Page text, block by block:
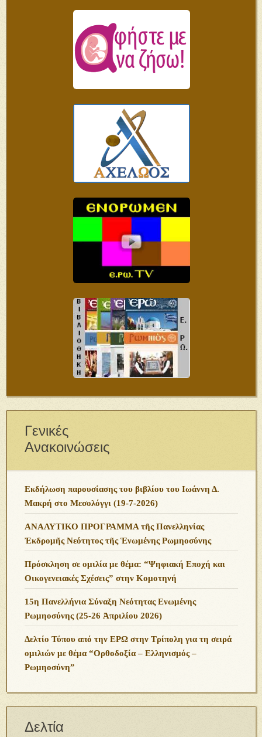
Γενικές
Ανακοινώσεις
Εκδήλωση παρουσίασης του βιβλίου του Ιωάννη Δ.
Μακρή στο Μεσολόγγι (19-7-2026)
ΑΝΑΛΥΤΙΚΟ ΠΡΟΓΡΑΜΜΑ τῆς Πανελληνίας
Ἐκδρομῆς Νεότητος τῆς Ἑνωμένης Ρωμηοσύνης
Πρόσκληση σε ομιλία με θέμα: “Ψηφιακή Εποχή και
Οικογενειακές Σχέσεις” στην Κομοτηνή
15η Πανελλήνια Σύναξη Νεότητας Ενωμένης
Ρωμηοσύνης (25-26 Ἀπριλίου 2026)
Δελτίο Τύπου από την ΕΡΩ στην Τρίπολη για τη σειρά
ομιλιών με θέμα “Ορθοδοξία – Ελληνισμός –
Ρωμηοσύνη”
Δελτία